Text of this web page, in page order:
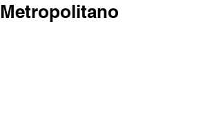
Metropolitano